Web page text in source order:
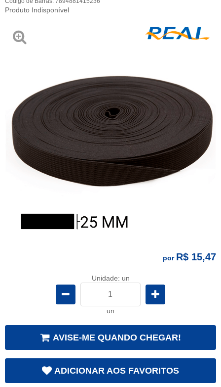
Produto Indisponível
por R$ 15,47
Unidade: un
un
AVISE-ME QUANDO CHEGAR!
ADICIONAR AOS FAVORITOS